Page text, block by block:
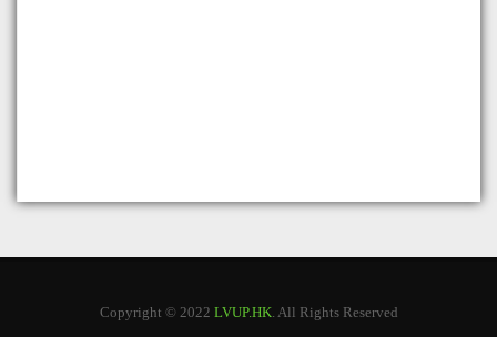
Copyright © 2022 LVUP.HK. All Rights Reserved